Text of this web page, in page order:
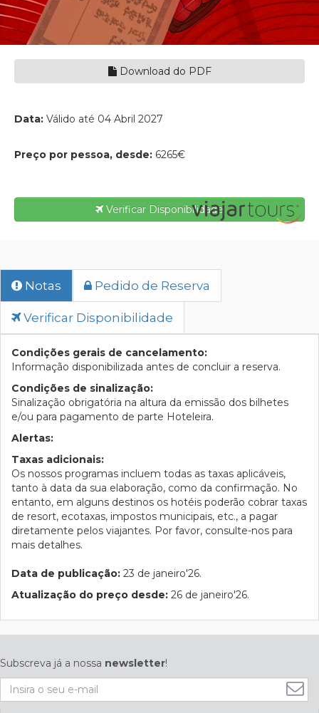
Download do PDF
Data: Válido até 04 Abril 2027
Preço por pessoa, desde: 6265€
Verificar Disponibilidade
Notas Pedido de Reserva
Verificar Disponibilidade
Condições gerais de cancelamento:
Informação disponibilizada antes de concluir a reserva.
Condições de sinalização:
Sinalização obrigatória na altura da emissão dos bilhetes
e/ou para pagamento de parte Hoteleira.
Alertas:
Taxas adicionais:
Os nossos programas incluem todas as taxas aplicáveis,
tanto à data da sua elaboração, como da confirmação. No
entanto, em alguns destinos os hotéis poderão cobrar taxas
de resort, ecotaxas, impostos municipais, etc., a pagar
diretamente pelos viajantes. Por favor, consulte-nos para
mais detalhes.
Data de publicação: 23 de janeiro'26.
Atualização do preço desde: 26 de janeiro'26.
Subscreva já a nossa newsletter!